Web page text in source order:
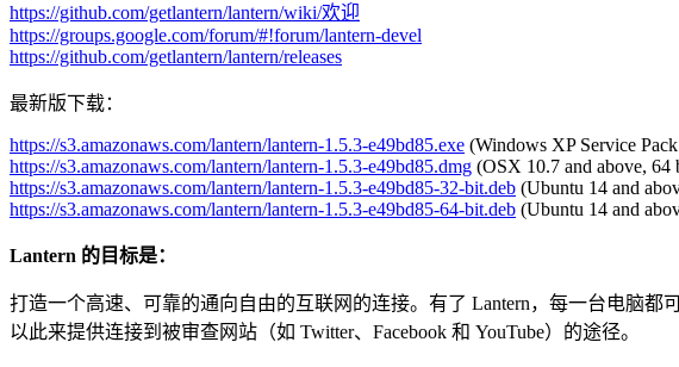
https://github.com/getlantern/lantern/wiki/欢迎
https://groups.google.com/forum/#!forum/lantern-devel
https://github.com/getlantern/lantern/releases
最新版下载：
https://s3.amazonaws.com/lantern/lantern-1.5.3-e49bd85.exe (Windows XP Service
https://s3.amazonaws.com/lantern/lantern-1.5.3-e49bd85.dmg (OSX 10.7 and above, 64
https://s3.amazonaws.com/lantern/lantern-1.5.3-e49bd85-32-bit.deb (Ubuntu 14 and
https://s3.amazonaws.com/lantern/lantern-1.5.3-e49bd85-64-bit.deb (Ubuntu 14 and
Lantern 的目标是：
打造一个高速、可靠的通向自由的互联网的连接。有了 Lantern，每一台电脑
以此来提供连接到被审查网站（如 Twitter、Facebook 和 YouTube）的途径。